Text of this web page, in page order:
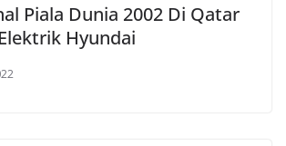
Piala Dunia 2002 Di Qatar
Hyundai